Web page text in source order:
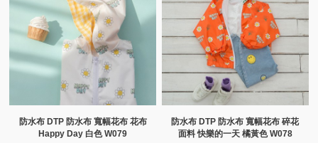
防水布 DTP 防水布 寬幅花布 花布
Happy Day 白色 W079
防水布 DTP 防水布 寬幅花布 碎花
面料 快樂的一天 橘黃色 W078